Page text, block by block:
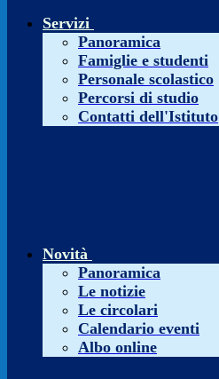
Servizi
Panoramica
Famiglie e studenti
Personale scolastico
Percorsi di studio
Contatti dell'Istituto
Novità
Panoramica
Le notizie
Le circolari
Calendario eventi
Albo online